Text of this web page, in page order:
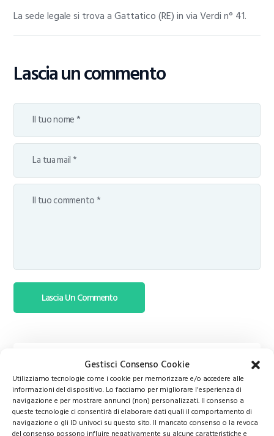
Gestisci Consenso Cookie
Utilizziamo tecnologie come i cookie per memorizzare e/o accedere alle
informazioni del dispositivo. Lo facciamo per migliorare l'esperienza di
navigazione e per mostrare annunci (non) personalizzati. Il consenso a
queste tecnologie ci consentirà di elaborare dati quali il comportamento di
navigazione o gli ID univoci su questo sito. Il mancato consenso o la revoca
La sede legale si trova a Gattatico (RE) in via Verdi n° 41.
Lascia un commento